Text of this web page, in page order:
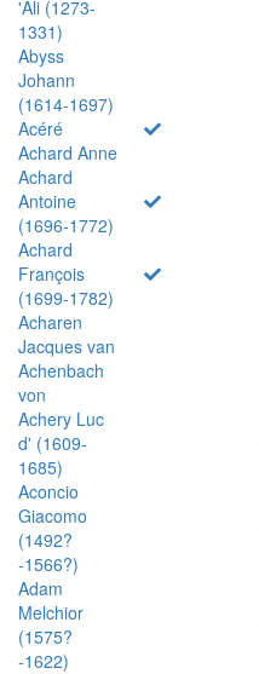
'Ali (1273-
1331)
Abyss
Johann
(1614-1697)
Acéré
Achard Anne
Achard
Antoine
(1696-1772)
Achard
François
(1699-1782)
Acharen
Jacques van
Achenbach
von
Achery Luc
d' (1609-
1685)
Aconcio
Giacomo
(1492?
-1566?)
Adam
Melchior
(1575?
-1622)